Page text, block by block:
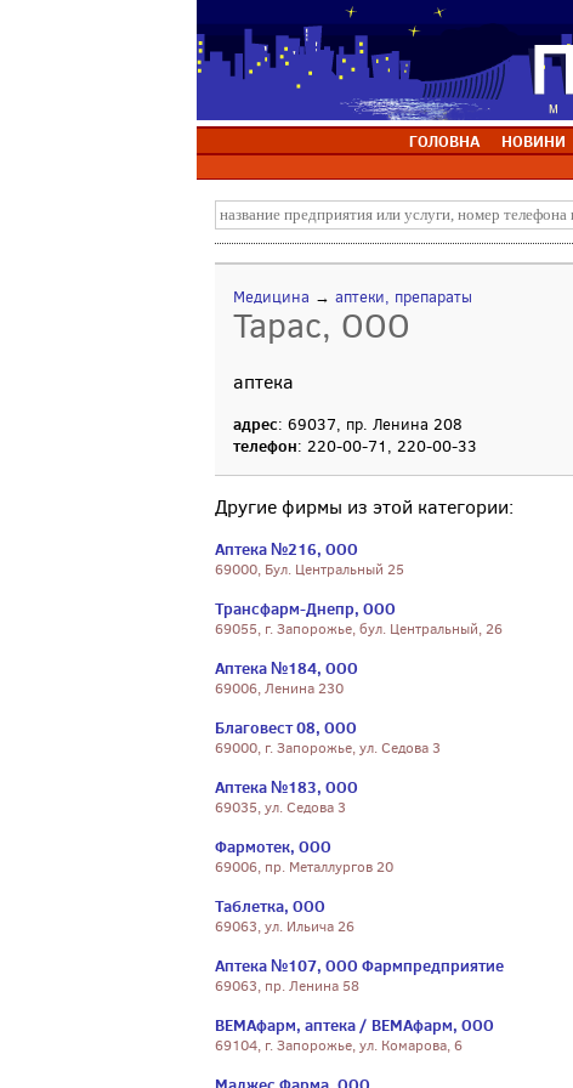
ГОЛОВНА НОВИНИ
Медицина → аптеки, препараты
Тарас, ООО
аптека
адрес: 69037, пр. Ленина 208
телефон: 220-00-71, 220-00-33
Другие фирмы из этой категории:
Аптека №216, ООО
69000, Бул. Центральный 25
Трансфарм-Днепр, ООО
69055, г. Запорожье, бул. Центральный, 26
Аптека №184, ООО
69006, Ленина 230
Благовест 08, ООО
69000, г. Запорожье, ул. Седова 3
Аптека №183, ООО
69035, ул. Седова 3
Фармотек, ООО
69006, пр. Металлургов 20
Таблетка, ООО
69063, ул. Ильича 26
Аптека №107, ООО Фармпредприятие
69063, пр. Ленина 58
ВЕМАфарм, аптека / ВЕМАфарм, ООО
69104, г. Запорожье, ул. Комарова, 6